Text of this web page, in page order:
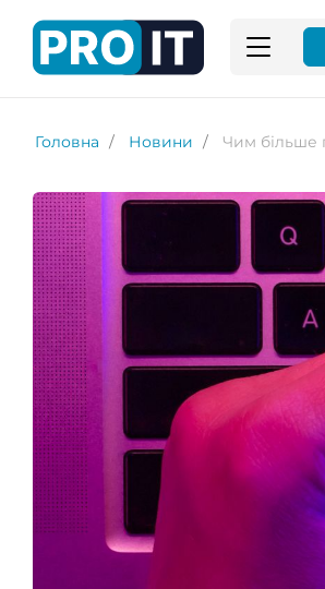
Головна Новини